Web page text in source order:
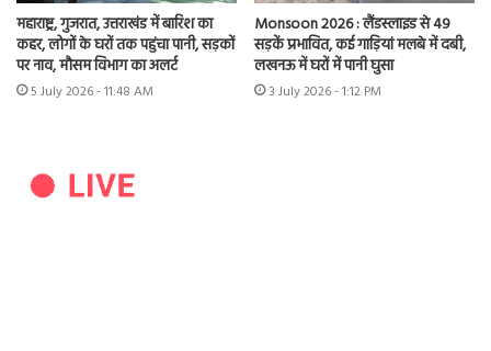
महाराष्ट्र, गुजरात, उत्तराखंड में बारिश का
कहर, लोगों के घरों तक पहुंचा पानी, सड़कों
पर नाव, मौसम विभाग का अलर्ट
5 July 2026 - 11:48 AM
Monsoon 2026 : लैंडस्लाइड से 49
सड़कें प्रभावित, कई गाड़ियां मलबे में दबी,
लखनऊ में घरों में पानी घुसा
3 July 2026 - 1:12 PM